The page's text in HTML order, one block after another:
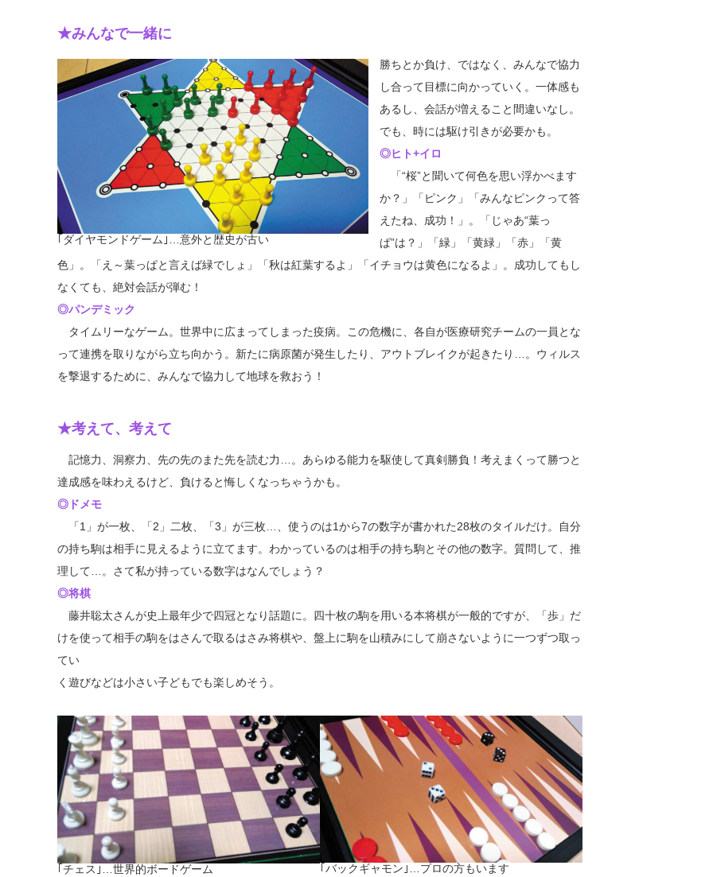
★みんなで一緒に
｢ダイヤモンドゲーム｣…意外と歴史が古い
勝ちとか負け、ではなく、みんなで協力
し合って目標に向かっていく。一体感も
あるし、会話が増えること間違いなし。
でも、時には駆け引きが必要かも。
◎ヒト+イロ
「“桜”と聞いて何色を思い浮かべます
か？」「ピンク」「みんなピンクって答
えたね、成功！」。「じゃあ“葉っ
ぱ”は？」「緑」「黄緑」「赤」「黄
色」。「え～葉っぱと言えば緑でしょ」「秋は紅葉するよ」「イチョウは黄色になるよ」。成功してもし
なくても、絶対会話が弾む！
◎パンデミック
タイムリーなゲーム。世界中に広まってしまった疫病。この危機に、各自が医療研究チームの一員とな
って連携を取りながら立ち向かう。新たに病原菌が発生したり、アウトブレイクが起きたり…。ウィルス
を撃退するために、みんなで協力して地球を救おう！
★考えて、考えて
記憶力、洞察力、先の先のまた先を読む力…。あらゆる能力を駆使して真剣勝負！考えまくって勝つと
達成感を味わえるけど、負けると悔しくなっちゃうかも。
◎ドメモ
「1」が一枚、「2」二枚、「3」が三枚…、使うのは1から7の数字が書かれた28枚のタイルだけ。自分
の持ち駒は相手に見えるように立てます。わかっているのは相手の持ち駒とその他の数字。質問して、推
理して…。さて私が持っている数字はなんでしょう？
◎将棋
藤井聡太さんが史上最年少で四冠となり話題に。四十枚の駒を用いる本将棋が一般的ですが、「歩」だ
けを使って相手の駒をはさんで取るはさみ将棋や、盤上に駒を山積みにして崩さないように一つずつ取っ
てい
く遊びなどは小さい子どもでも楽しめそう。
｢チェス｣…世界的ボードゲーム ｢バックギャモン｣…プロの方もいます